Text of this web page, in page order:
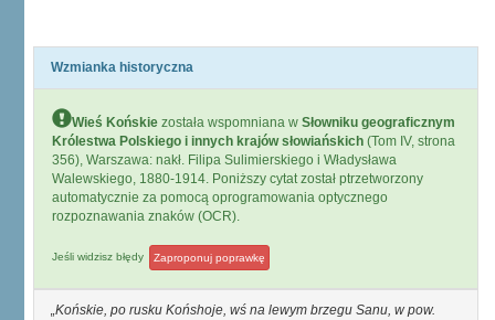
Wzmianka historyczna
Wieś Końskie została wspomniana w Słowniku geograficznym
Królestwa Polskiego i innych krajów słowiańskich (Tom IV, strona
356), Warszawa: nakł. Filipa Sulimierskiego i Władysława
Walewskiego, 1880-1914. Poniższy cytat został ptrzetworzony
automatycznie za pomocą oprogramowania optycznego
rozpoznawania znaków (OCR).
Jeśli widzisz błędy Zaproponuj poprawkę
Końskie, po rusku Końshoje, wś na lewym brzegu Sanu, w pow.